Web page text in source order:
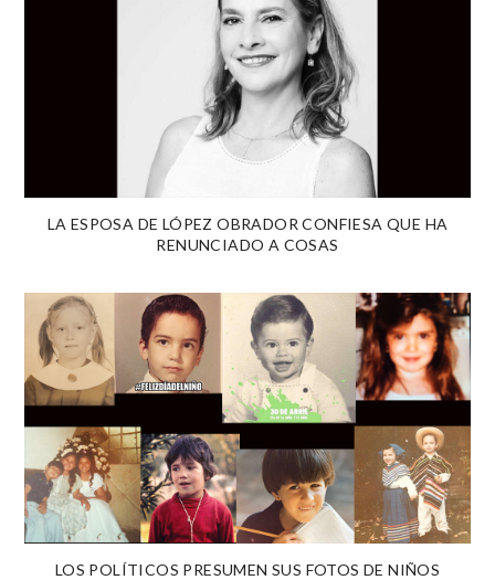
LA ESPOSA DE LÓPEZ OBRADOR CONFIESA QUE HA
RENUNCIADO A COSAS
LOS POLÍTICOS PRESUMEN SUS FOTOS DE NIÑOS